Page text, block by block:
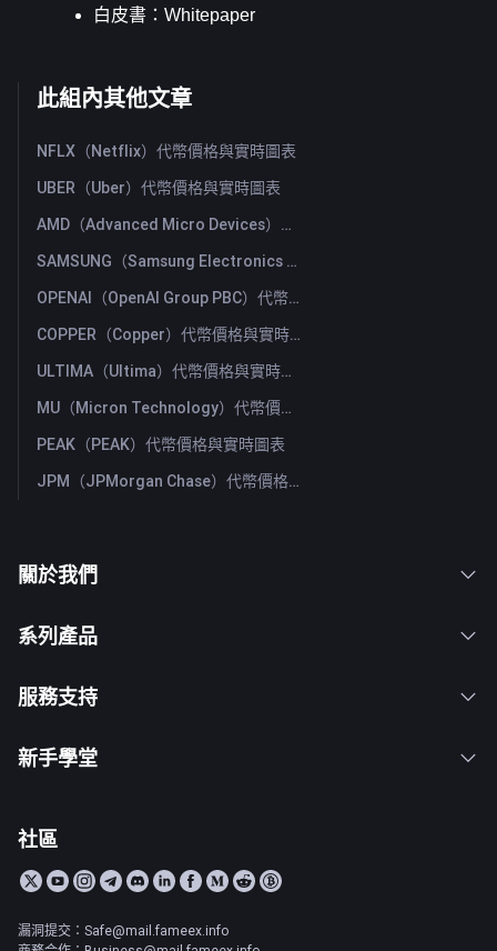
白皮書： Whitepaper
此組內其他文章
NFLX（Netflix）代幣價格與實時圖表
UBER（Uber）代幣價格與實時圖表
AMD（Advanced Micro Devices）代幣價格與實時圖表
SAMSUNG（Samsung Electronics Co., Ltd）代幣價格與實時圖表
OPENAI（OpenAI Group PBC）代幣價格與實時圖表
COPPER（Copper）代幣價格與實時圖表
ULTIMA（Ultima）代幣價格與實時圖表
MU（Micron Technology）代幣價格與實時圖表
PEAK（PEAK）代幣價格與實時圖表
JPM（JPMorgan Chase）代幣價格與實時圖表
關於我們
系列產品
服務支持
新手學堂
社區
漏洞提交：Safe@mail.fameex.info